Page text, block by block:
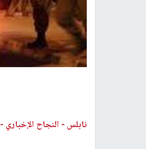
نابلس - النجاح الإخباري -